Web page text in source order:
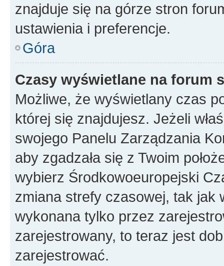
znajduje się na górze stron
ustawienia i preferencje.
Góra
Czasy wyświetlane na forum
Możliwe, że wyświetlany czas
której się znajdujesz. Jeżeli
swojego Panelu Zarządzania
aby zgadzała się z Twoim
wybierz Środkowoeuropejski
zmiana strefy czasowej, tak jak
wykonana tylko przez
zarejestrowany, to teraz jest
zarejestrować.